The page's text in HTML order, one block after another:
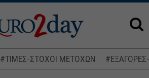
#ΤΙΜΕΣ-ΣΤΟΧΟΙ ΜΕΤΟΧΩΝ